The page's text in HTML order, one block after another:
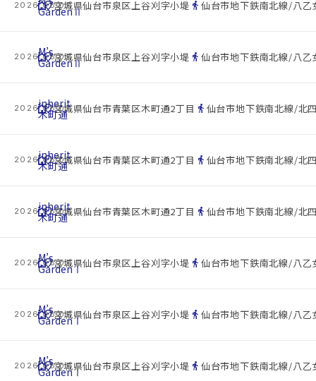
2026.08.07
cottage
GardenⅡ
location_on宮城県仙台市泉区上谷刈字小堤 directions_walk 仙台市地下鉄南北線/八乙
2026.08.07
cottage
M’s
GardenⅡ
location_on宮城県仙台市泉区上谷刈字小堤 directions_walk 仙台市地下鉄南北線/八乙
2026.08.07
cottage
inherit
木町通
location_on宮城県仙台市青葉区木町通2丁目 directions_walk 仙台市地下鉄南北線/北
2026.08.07
cottage
inherit
木町通
location_on宮城県仙台市青葉区木町通2丁目 directions_walk 仙台市地下鉄南北線/北
2026.08.07
cottage
inherit
木町通
location_on宮城県仙台市青葉区木町通2丁目 directions_walk 仙台市地下鉄南北線/北
2026.08.07
cottage
M’s
GardenⅠ
location_on宮城県仙台市泉区上谷刈字小堤 directions_walk 仙台市地下鉄南北線/八乙
2026.08.07
cottage
M’s
GardenⅠ
location_on宮城県仙台市泉区上谷刈字小堤 directions_walk 仙台市地下鉄南北線/八乙
2026.08.07
cottage
M’s
GardenⅠ
location_on宮城県仙台市泉区上谷刈字小堤 directions_walk 仙台市地下鉄南北線/八乙